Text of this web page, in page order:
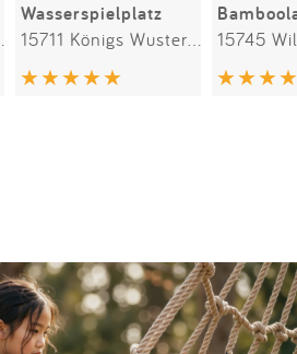
Wasserspielplatz
15745